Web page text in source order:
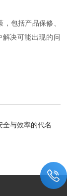
包括产品保修、
决可能出现的问
全与效率的代名